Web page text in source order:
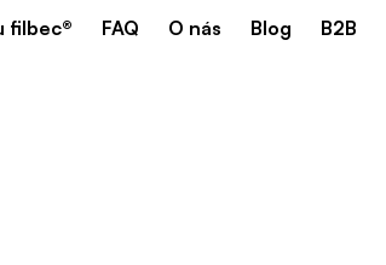
filbec® FAQ O nás Blog B2B